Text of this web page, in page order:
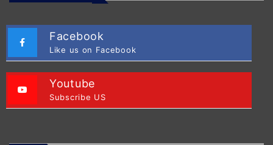
Facebook
Like us on Facebook
Youtube
Subscribe US